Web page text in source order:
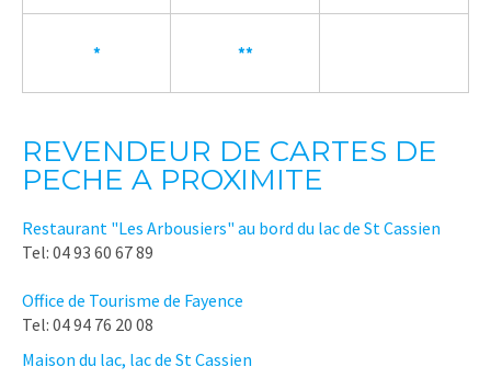
* **
REVENDEUR DE CARTES DE
PECHE A PROXIMITE
Restaurant "Les Arbousiers" au bord du lac de St Cassien
Tel: 04 93 60 67 89
Office de Tourisme de Fayence
Tel: 04 94 76 20 08
Maison du lac, lac de St Cassien